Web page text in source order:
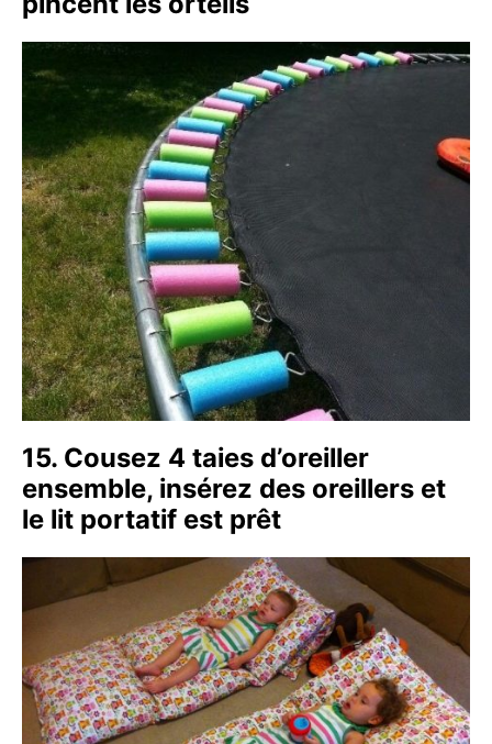
15. Cousez 4 taies d’oreiller
ensemble, insérez des oreillers et
le lit portatif est prêt